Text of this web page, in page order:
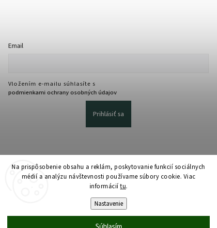
Na prispôsobenie obsahu a reklám, poskytovanie funkcií sociálnych
médií a analýzu návštevnosti používame súbory cookie. Viac
informáciítu.
Nastavenie
Email
Vložením e-mailu súhlasíte s
podmienkami ochrany osobných údajov
Prihlásiť sa
Upraviť nastavenie cookies